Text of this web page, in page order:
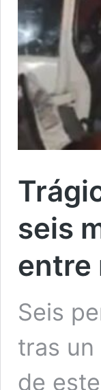
seis
entre
Seis
tras
de